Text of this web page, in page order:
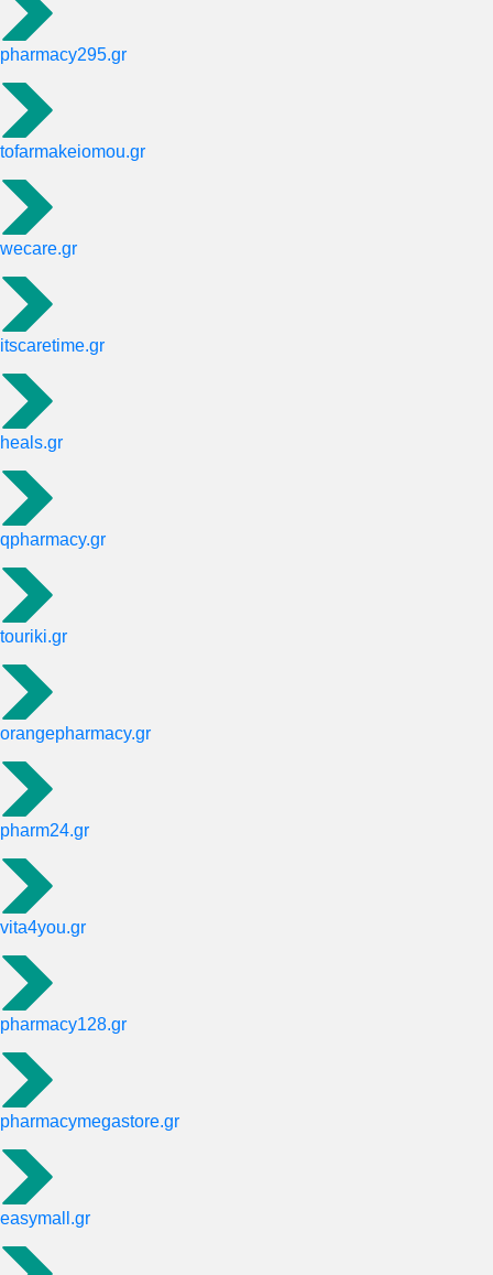
pharmacy295.gr
tofarmakeiomou.gr
wecare.gr
itscaretime.gr
heals.gr
qpharmacy.gr
touriki.gr
orangepharmacy.gr
pharm24.gr
vita4you.gr
pharmacy128.gr
pharmacymegastore.gr
easymall.gr